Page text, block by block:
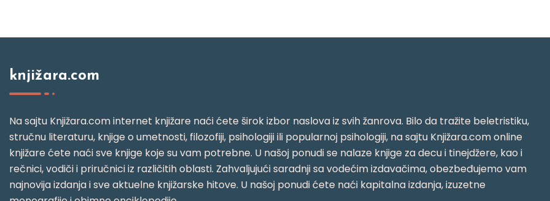
knjižara.com
Na sajtu Knjižara.com internet knjižare naći ćete širok izbor naslova iz svih žanrova. Bilo da tražite beletristiku,
stručnu literaturu, knjige o umetnosti, filozofiji, psihologiji ili popularnoj psihologiji, na sajtu Knjižara.com online
knjižare ćete naći sve knjige koje su vam potrebne. U našoj ponudi se nalaze knjige za decu i tinejdžere, kao i
rečnici, vodiči i priručnici iz različitih oblasti. Zahvaljujući saradnji sa vodećim izdavačima, obezbeđujemo vam
najnovija izdanja i sve aktuelne knjižarske hitove. U našoj ponudi ćete naći kapitalna izdanja, izuzetne